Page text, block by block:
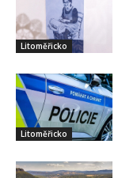
Litoměřicko
Litoměřicko